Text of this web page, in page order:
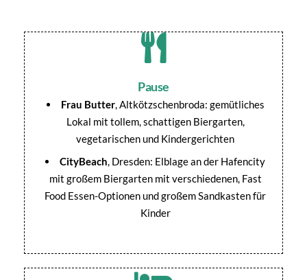
Fahrradbrücke Pieschen
Fahrradbrücke Pieschen
Historische Gebäude in Dresden
Segelflieger im Verkehrsmuseum
im Verkehrsmuseum
Die Semperoper Dresden
Elbebrücken
Beach Bar in Dresden
Pause
Frau Butter, Altkötzschenbroda: gemütliches
Lokal mit tollem, schattigen Biergarten,
vegetarischen und Kindergerichten
CityBeach, Dresden: Elblage an der Hafencity
mit großem Biergarten mit verschiedenen, Fast
Food Essen-Optionen und großem Sandkasten für
Kinder